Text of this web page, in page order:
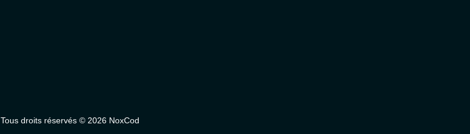
Tous droits réservés © 2026 NoxCod